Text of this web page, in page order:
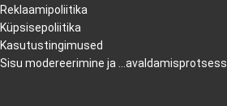
Reklaamipoliitika
Küpsisepoliitika
Kasutustingimused
Sisu modereerimine ja ...avaldamisprotsess